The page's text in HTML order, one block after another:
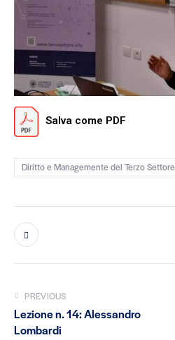
Salva come PDF
Diritto e Managemente del Terzo Settore
PREVIOUS
Lezione n. 14: Alessandro
Lombardi